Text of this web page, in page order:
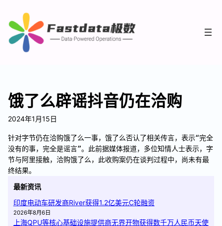
饿了么辟谣抖音仍在洽购
2024年1月15日
针对字节仍在洽购饿了么一事，饿了么否认了相关传言，表示“完全
没有的事，完全是谣言”。此前据媒体报道，多位知情人士表示，字
节与阿里接触，洽购饿了么，此收购案仍在谈判过程中，尚未有最
终结果。
最新资讯
印度电动车研发商River获得1.2亿美元C轮融资
2026年8月6日
上海QPU等核心基础设施提供商无界开物获得数千万人民币天使